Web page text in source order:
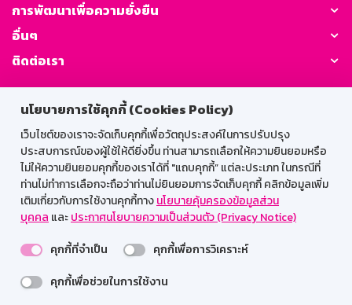
นโยบายการใช้คุกกี้ (Cookies Policy)
เว็บไซต์ของเราจะจัดเก็บคุกกี้เพื่อวัตถุประสงค์ในการปรับปรุง
ประสบการณ์ของผู้ใช้ให้ดียิ่งขึ้น ท่านสามารถเลือกให้ความยินยอมหรือ
ไม่ให้ความยินยอมคุกกี้ของเราได้ที่ "แถบคุกกี้” แต่ละประเภท ในกรณีที่
ท่านไม่ทำการเลือกจะถือว่าท่านไม่ยินยอมการจัดเก็บคุกกี้ คลิกข้อมูลเพิ่ม
เติมเกี่ยวกับการใช้งานคุกกี้ทางนโยบายคุ้มครองข้อมูลส่วน
บุคคล และประกาศนโยบายความเป็นส่วนตัว (Privacy Notice)
คุกกี้ที่จำเป็น
คุกกี้เพื่อการวิเคราะห์
คุกกี้เพื่อช่วยในการใช้งาน
การพัฒนาเพื่อความยั่งยืน
อื่นๆ
ติดต่อเรา
GSB Society:
สำหรับพนักงาน
Web HR
GSB Wisdom
M-Search
เข้าสู่ระบบเน็ตเมล